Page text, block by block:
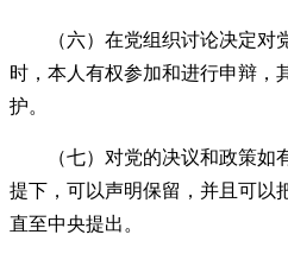
（六）在党组织讨论决定
时，本人有权参加和进行申辩，
护。
（七）对党的决议和政策
提下，可以声明保留，并且可以
直至中央提出。